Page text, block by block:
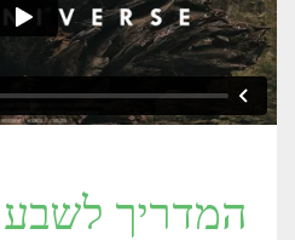
המדריך